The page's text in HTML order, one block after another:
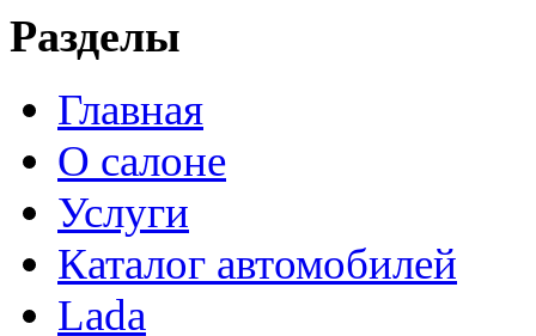
Разделы
Главная
О салоне
Услуги
Каталог автомобилей
Lada